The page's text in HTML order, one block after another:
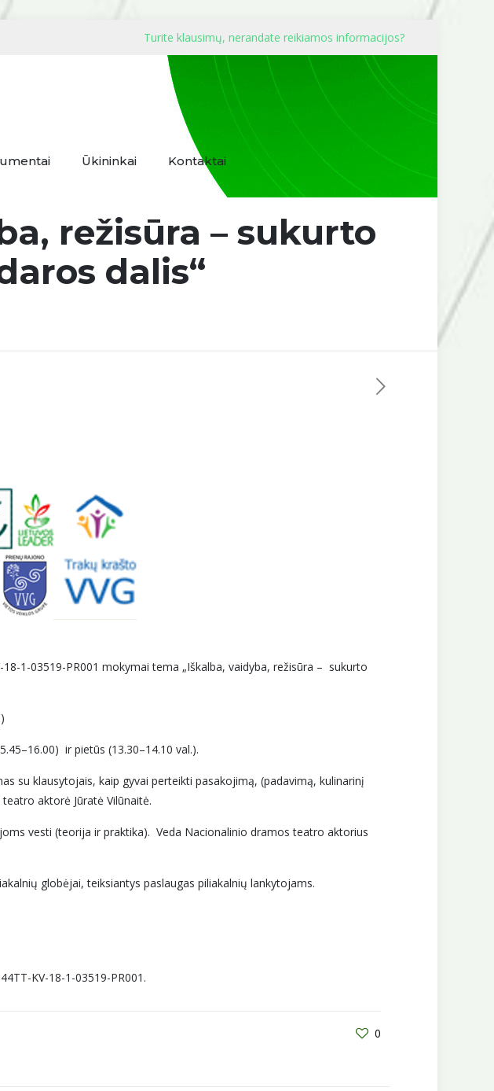
Turite klausimų, nerandate reikiamos informacijos?
Ūkininkai Kontaktai
režisūra – sukurto
dalis“
1-03519-PR001 mokymai tema „Iškalba, vaidyba, režisūra – sukurto
ir pietūs (13.30–14.10 val.).
su klausytojais, kaip gyvai perteikti pasakojimą, (padavimą, kulinarinį
aktorė Jūratė Vilūnaitė.
vesti (teorija ir praktika). Veda Nacionalinio dramos teatro aktorius
globėjai, teiksiantys paslaugas piliakalnių lankytojams.
KV-18-1-03519-PR001.
0